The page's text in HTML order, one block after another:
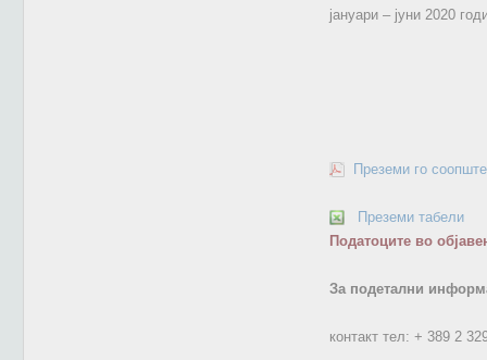
јануари ‒ јуни 2020
Преземи го
Преземи табели
Податоците во
За подетални
контакт тел: + 389 2